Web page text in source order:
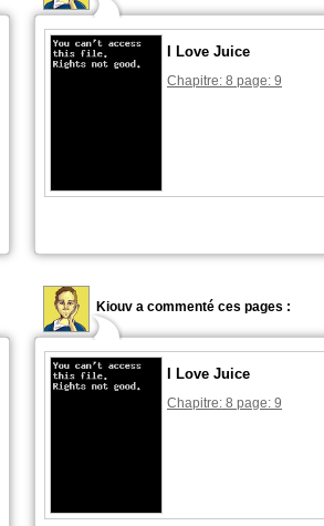
I Love Juice
Chapitre: 8 page: 9
Kiouv a commenté ces pages :
I Love Juice
Chapitre: 8 page: 9